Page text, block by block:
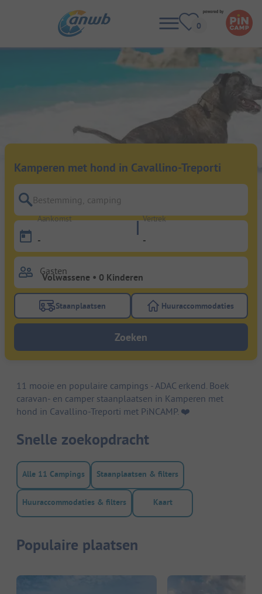
Kamperen met hond in Cavallino-Treporti
Bestemming, camping
Aankomst
-
Vertrek
-
Gasten
Gebruik de filterknop staanplaatsen om te zoeken
Staanplaatsen Gebruik de
Huuraccommodaties
Zoeken
11 mooie en populaire campings - ADAC erkend. Boek
caravan- en camper staanplaatsen in Kamperen met
hond in Cavallino-Treporti met PiNCAMP. ❤️️
Snelle zoekopdracht
Alle 11 Campings Staanplaatsen & filters
Huuraccommodaties & filters Kaart
Populaire plaatsen